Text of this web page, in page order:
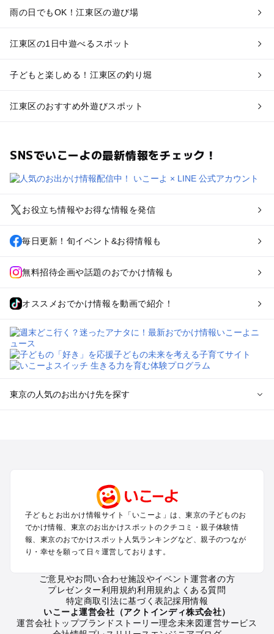
雨の日でもOK！江東区の遊び場
江東区の1日中遊べるスポット
子どもと楽しめる！江東区の釣り堀
江東区のおすすめ外遊びスポット
SNSでいこーよの最新情報をチェック！
お役立ち情報やお得な情報を発信
毎日更新！旬イベント&お得情報も
無料招待企画や話題のおでかけ情報も
オススメおでかけ情報を動画で紹介！
東京の人気のお出かけ先を探す
町田・相模原・愛川・上野原のプールお出かけ
渋谷・原宿・恵比寿・中目黒・自由が丘のプールお出かけ
池袋・赤羽・王子・巣鴨・目白・石神井のプールお出かけ
新宿・高田馬場・代々木・千駄ヶ谷のプールお出かけ
銀座・丸の内・日本橋・有楽町・築地・月島のプールお出かけ
小金井・小平・西東京・東村山・東久留米のプールお出かけ
府中・調布・狛江のプールお出かけ
青梅・奥多摩のプールお出かけ
蒲田・大森・羽田周辺のプールお出かけ
子どもとお出かけ情報サイト「いこーよ」は、東京の子どものお
でかけ情報、東京のお出かけスポットのクチコミ・親子体験情
報、東京のおでかけスポット人気ランキングなど、親子のつなが
り・幸せを願って日々運営しております。
ご意見やお問い合わせ施設やイベント運営者の方
プレゼンター利用規約利用規約よくある質問
特定商取引法に基づく表記採用情報
いこーよ運営会社（アクトインディ株式会社）
運営会社トップブランドストーリー理念未来図運営サービス